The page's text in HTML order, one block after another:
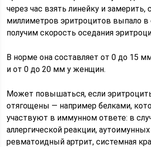
через час взять линейку и замерить,
миллиметров эритроцитов выпало в
получим скорость оседания
В норме она составляет от 0 до 15
и от 0 до 20 мм у женщин.
Может повышаться, если
отягощены — например белками,
участвуют в иммунном ответе: в
аллергической реакции,
ревматоидный артрит, системная